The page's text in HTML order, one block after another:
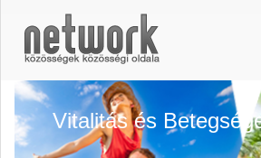
Vitalitás és